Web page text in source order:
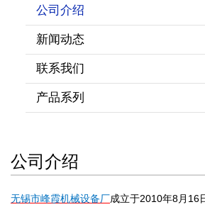
公司介绍
新闻动态
联系我们
产品系列
公司介绍
无锡市峰霞机械设备厂成立于2010年8月16